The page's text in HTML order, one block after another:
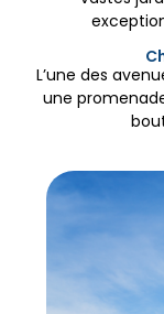
L’une des
une